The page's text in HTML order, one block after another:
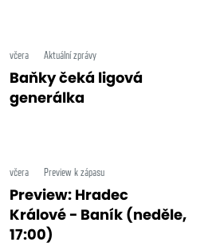
včera Aktuální zprávy
Baňky čeká ligová
generálka
včera Preview k zápasu
Preview: Hradec
Králové - Baník (neděle,
17:00)